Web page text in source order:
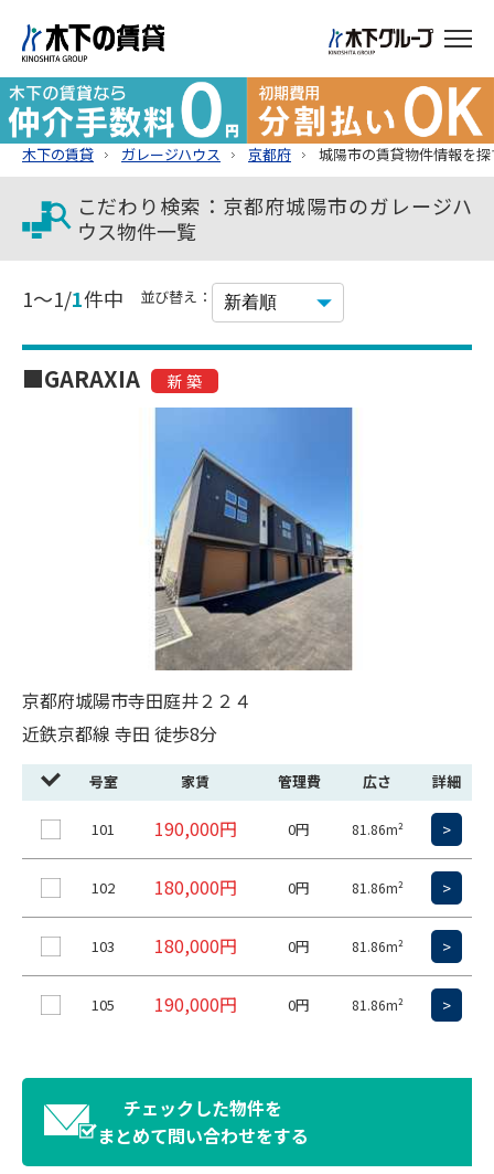
木下の賃貸 ガレージハウス 京都府 城陽市の賃貸物件情報を
こだわり検索：京都府城陽市のガレージハ
ウス物件一覧
1～1/1件中 並び替え：
■GARAXIA 新 築
京都府城陽市寺田庭井２２４
近鉄京都線 寺田 徒歩8分
号室 家賃 管理費 広さ 詳細
101 190,000円 0円 81.86m² >
102 180,000円 0円 81.86m² >
103 180,000円 0円 81.86m² >
105 190,000円 0円 81.86m² >
チェックした物件を
まとめて問い合わせをする